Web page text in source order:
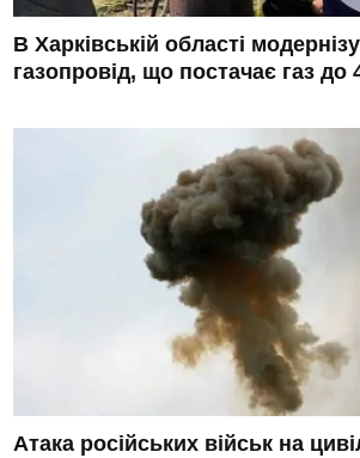
В Харківській області
газопровід, що постачає газ до
Атака російських військ на